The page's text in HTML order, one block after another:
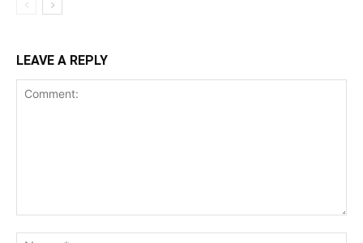
LEAVE A REPLY